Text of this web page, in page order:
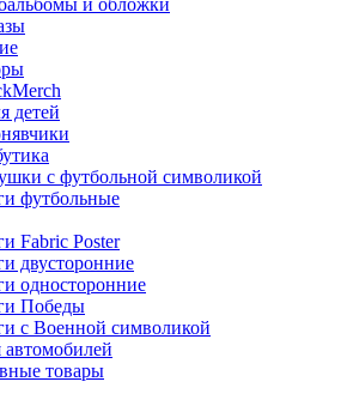
и обложки
детей
с футбольной символикой
футбольные
Fabric Poster
двусторонние
односторонние
Победы
с Военной символикой
товары